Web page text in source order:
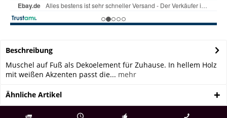
Beschreibung
Muschel auf Fuß als Dekoelement für Zuhause. In hellem Holz
mit weißen Akzenten passt die... mehr
Ähnliche Artikel